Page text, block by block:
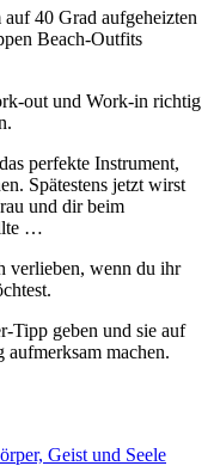
40 Grad aufgeheizten
Beach-Outfits
out und Work-in richtig
perfekte Instrument,
Spätestens jetzt wirst
und dir beim
…
verlieben, wenn du ihr
Tipp geben und sie auf
machen.
Geist und Seele